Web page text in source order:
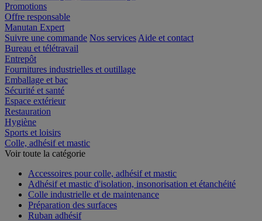
Promotions
Offre responsable
Manutan Expert
Suivre une commande Nos services Aide et contact
Bureau et télétravail
Entrepôt
Fournitures industrielles et outillage
Emballage et bac
Sécurité et santé
Espace extérieur
Restauration
Hygiène
Sports et loisirs
Colle, adhésif et mastic
Voir toute la catégorie
Accessoires pour colle, adhésif et mastic
Adhésif et mastic d'isolation, insonorisation et étanchéité
Colle industrielle et de maintenance
Préparation des surfaces
Ruban adhésif